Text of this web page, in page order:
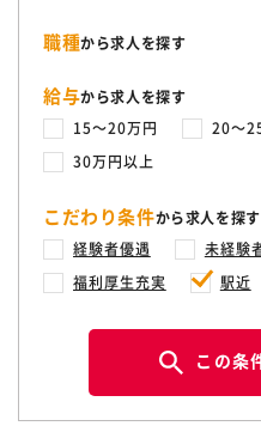
職種から求人を探す
給与から求人を探す
15〜20万円 20〜
30万円以上
こだわり条件から求人を探す
経験者優遇 未経験
福利厚生充実 駅近
この条